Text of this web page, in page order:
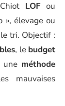
LOFou
», élevage ou
tri. Objectif :
, le budget
une méthode
mauvaises